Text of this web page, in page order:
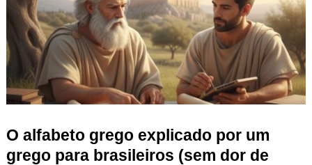
O alfabeto grego explicado por um
grego para brasileiros (sem dor de